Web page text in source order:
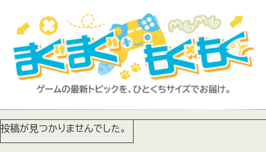
投稿が見つかりませんでした。